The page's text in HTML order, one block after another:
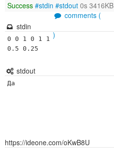
Success #stdin #stdout 0s 3416KB
comments (
)
stdin
0 0 1 0 1 1
0.5 0.25
stdout
https://ideone.com/oKwB8U